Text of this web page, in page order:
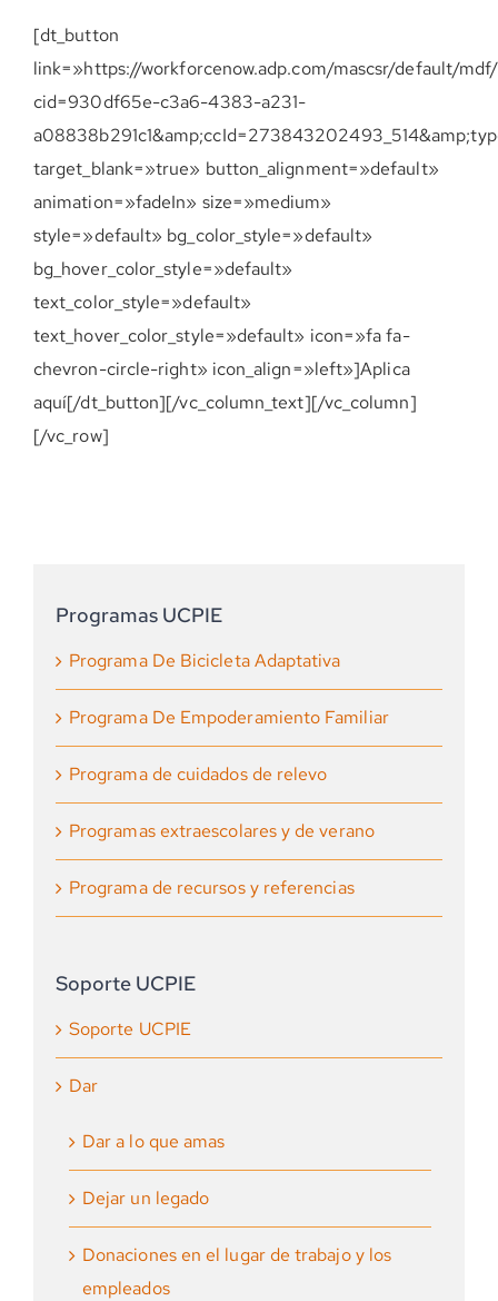
[dt_button
link=»https://workforcenow.adp.com/mascsr/default/
cid=930df65e-c3a6-4383-a231-
target_blank=»true» button_alignment=»default»
animation=»fadeIn» size=»medium»
style=»default» bg_color_style=»default»
bg_hover_color_style=»default»
text_color_style=»default»
text_hover_color_style=»default» icon=»fa fa-
chevron-circle-right» icon_align=»left»]Aplica
aquí[/dt_button][/vc_column_text][/vc_column]
[/vc_row]
Programas UCPIE
Programa De Bicicleta Adaptativa
Programa De Empoderamiento Familiar
Programa de cuidados de relevo
Programas extraescolares y de verano
Programa de recursos y referencias
Soporte UCPIE
Soporte UCPIE
Dar
Dar a lo que amas
Dejar un legado
Donaciones en el lugar de trabajo y los
empleados